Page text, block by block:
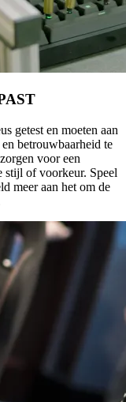
getest en moeten aan
betrouwbaarheid te
voor een
stijl of voorkeur. Speel
meer aan het om de